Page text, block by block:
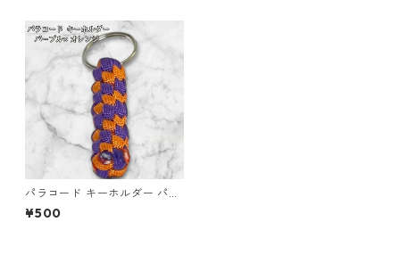
パラコード キーホルダー パー
プル オレンジ 編み込み s19
¥500